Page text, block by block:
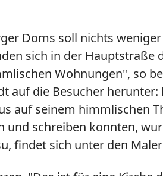
Doms soll nichts
sich in der
Wohnungen", so
auf die Besucher
auf seinem himmlischen
schreiben konnten,
findet sich unter den